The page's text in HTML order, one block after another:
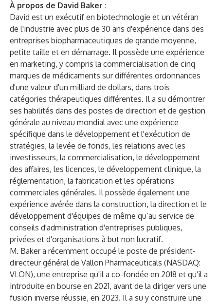
À propos de David Baker :
David est un exécutif en biotechnologie et un vétéran
de l'industrie avec plus de 30 ans d'expérience dans des
entreprises biopharmaceutiques de grande moyenne,
petite taille et en démarrage. Il possède une expérience
en marketing, y compris la commercialisation de cinq
marques de médicaments sur différentes ordonnances
d'une valeur d'un milliard de dollars, dans trois
catégories thérapeutiques différentes. Il a su démontrer
ses habilités dans des postes de direction et de gestion
générale au niveau mondial avec une expérience
spécifique dans le développement et l'exécution de
stratégies, la levée de fonds, les relations avec les
investisseurs, la commercialisation, le développement
des affaires, les licences, le développement clinique, la
réglementation, la fabrication et les opérations
commerciales générales. Il possède également une
expérience avérée dans la construction, la direction et le
développement d'équipes de même qu’au service de
conseils d'administration d'entreprises publiques,
privées et d'organisations à but non lucratif.
M. Baker a récemment occupé le poste de président-
directeur général de Vallon Pharmaceuticals (NASDAQ:
VLON), une entreprise qu'il a co-fondée en 2018 et qu'il a
introduite en bourse en 2021, avant de la diriger vers une
fusion inverse réussie, en 2023. Il a su y construire une